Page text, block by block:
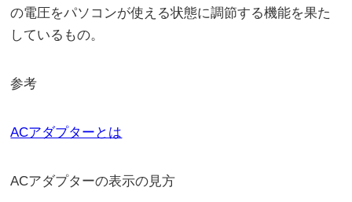
の電圧をパソコンが使える状態に調節する機能を果た
しているもの。
参考
ACアダプターとは
ACアダプターの表示の見方